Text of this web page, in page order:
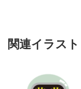
関連イラスト